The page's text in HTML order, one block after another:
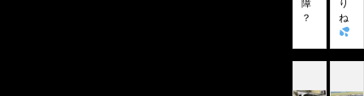
障
？
り
ね